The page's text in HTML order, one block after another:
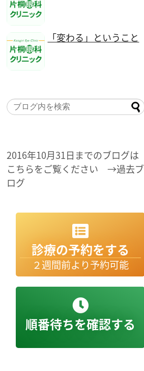
「変わる」ということ
2016年10月31日までのブログは
こちらをご覧ください →過去ブ
ログ
診療の予約をする
２週間前より予約可能
順番待ちを確認する